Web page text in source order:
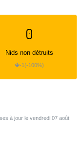
0
Nids non détruits
-1(-100%)
à jour le vendredi 07 août